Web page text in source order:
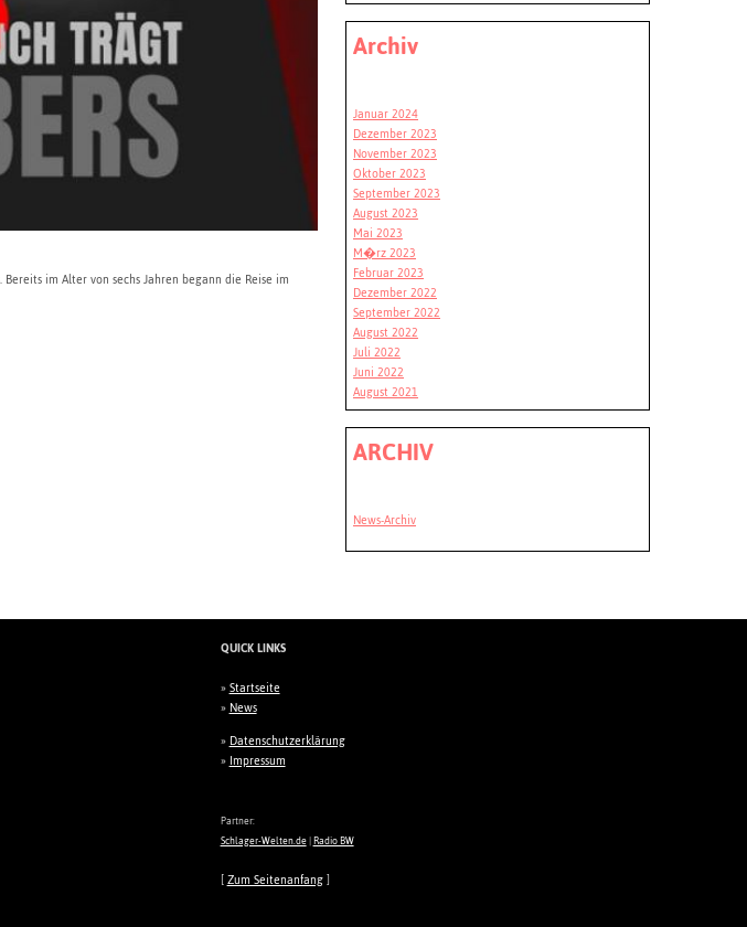
im Alter von sechs Jahren begann die Reise im
Archiv
Januar 2024
Dezember 2023
November 2023
Oktober 2023
September 2023
August 2023
Mai 2023
M�rz 2023
Februar 2023
Dezember 2022
September 2022
August 2022
Juli 2022
Juni 2022
August 2021
ARCHIV
News-Archiv
QUICK LINKS
»Startseite
»News
»Datenschutzerklärung
»Impressum
Partner:
Schlager-Welten.de|Radio BW
[Zum Seitenanfang]